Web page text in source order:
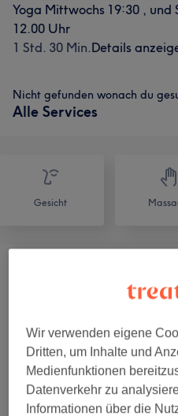
Yoga Mittwochs 19:30 , und
12.00 Uhr
1 Std. 30 Min.Details
Nicht gefunden wonach du
Alle Services
Gesicht
Unsere Arbeit
Bild anklicken für weitere
Wir verwenden eigene
Dritten, um Inhalte und
Medienfunktionen
Datenverkehr zu
Informationen über die